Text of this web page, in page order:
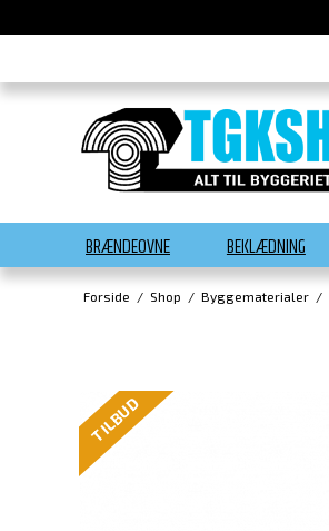
BRÆNDEOVNE BEKLÆDNING
Forside / Shop / Byggematerialer /
TILBUD